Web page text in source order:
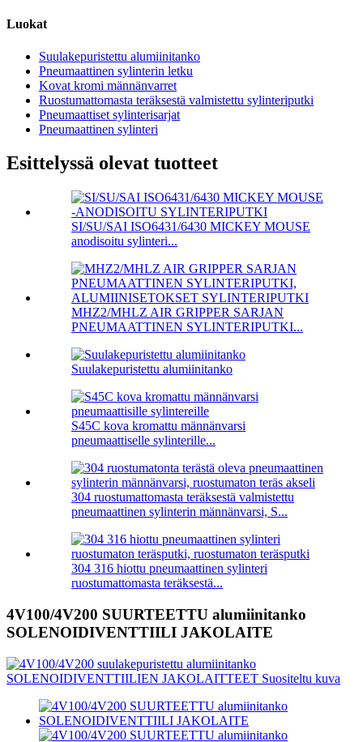
Luokat
Suulakepuristettu alumiinitanko
Pneumaattinen sylinterin letku
Kovat kromi männänvarret
Ruostumattomasta teräksestä valmistettu sylinteriputki
Pneumaattiset sylinterisarjat
Pneumaattinen sylinteri
Esittelyssä olevat tuotteet
SI/SU/SAI ISO6431/6430 MICKEY MOUSE
anodisoitu sylinteri...
MHZ2/MHLZ AIR GRIPPER SARJAN
PNEUMAATTINEN SYLINTERIPUTKI...
Suulakepuristettu alumiinitanko
S45C kova kromattu männänvarsi
pneumaattiselle sylinterille...
304 ruostumattomasta teräksestä valmistettu
pneumaattinen sylinterin männänvarsi, S...
304 316 hiottu pneumaattinen sylinteri
ruostumattomasta teräksestä...
4V100/4V200 SUURTEETTU alumiinitanko
SOLENOIDIVENTTIILI JAKOLAITE